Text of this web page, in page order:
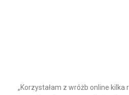
„Korzystałam z wróżb online